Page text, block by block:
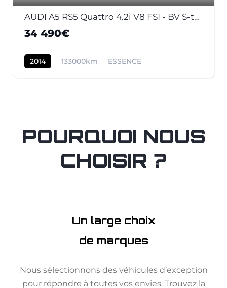
AUDI A5 RS5 Quattro 4.2i V8 FSI - BV S-tronic RS5 COUPE . PHASE 2
34 490€
2014 133000km ESSENCE
POURQUOI NOUS
CHOISIR ?
Un large choix
de marques
Nous sélectionnons des véhicules d’exception
pour répondre à toutes vos envies. Trouvez la